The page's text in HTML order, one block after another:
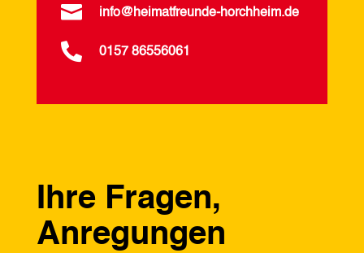
 info@heimatfreunde-horchheim.de
 0157 86556061
Ihre Fragen,
Anregungen